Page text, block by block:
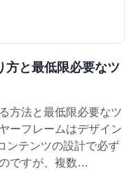
方と最低限必要なツ
方法と最低限必要なツ
ーフレームはデザイン
ンテンツの設計で必ず
ですが、複数…